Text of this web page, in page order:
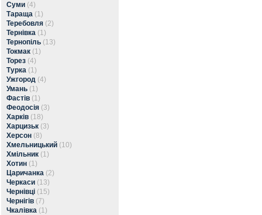
Суми (4)
Тараща (1)
Теребовля (2)
Тернівка (1)
Тернопіль (13)
Токмак (1)
Торез (4)
Турка (1)
Ужгород (4)
Умань (1)
Фастів (1)
Феодосія (3)
Харків (18)
Харцизьк (3)
Херсон (8)
Хмельницький (10)
Хмільник (1)
Хотин (1)
Царичанка (2)
Черкаси (13)
Чернівці (15)
Чернігів (7)
Чкалівка (1)